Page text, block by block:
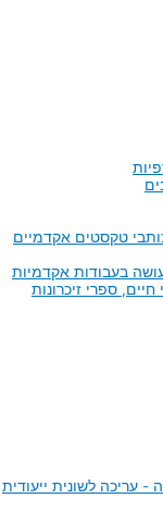
טקסטים אקדמיים
ספרי זיכרונות